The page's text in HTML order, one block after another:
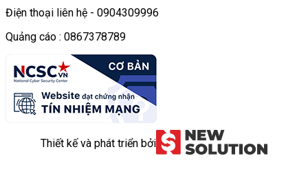
Điện thoại liên hệ - 0904309996
Quảng cáo : 0867378789
Thiết kế và phát triển bởi